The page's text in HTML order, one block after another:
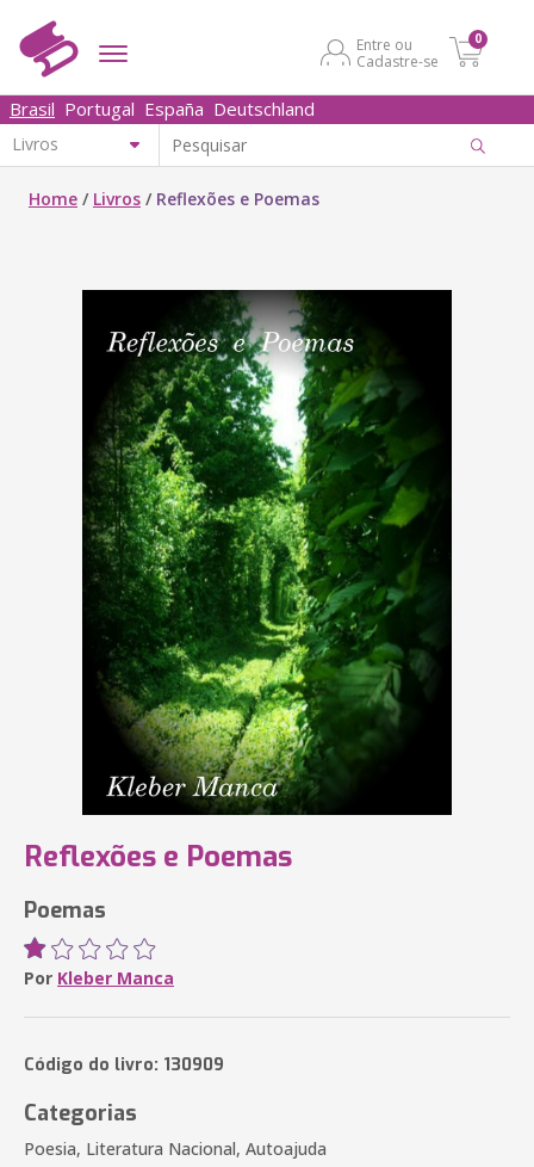
Entre ou
Cadastre-se
0
Brasil Portugal España Deutschland
Home / Livros / Reflexões e Poemas
Reflexões e Poemas
Poemas
Por Kleber Manca
Código do livro: 130909
Categorias
Poesia, Literatura Nacional, Autoajuda